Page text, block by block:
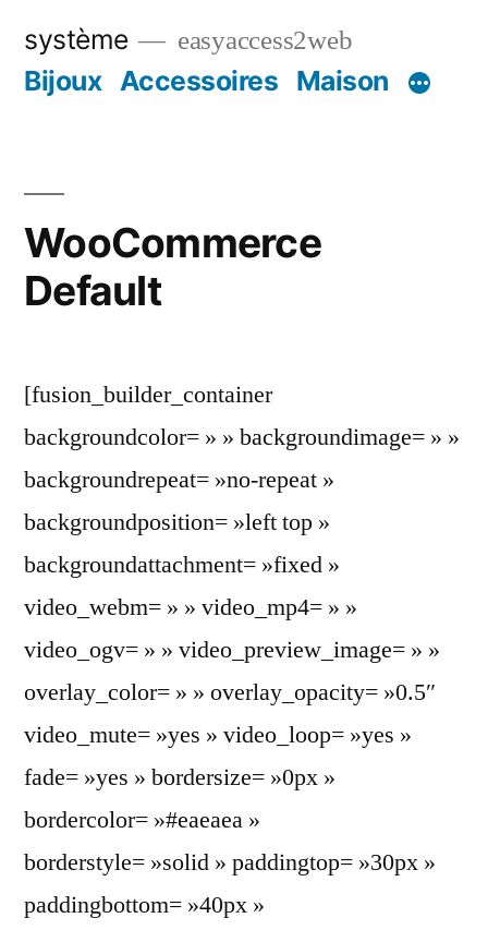
contenu
système easyaccess2web
Bijoux Accessoires Maison
WooCommerce
Default
[fusion_builder_container
backgroundcolor= » » backgroundimage= » »
backgroundrepeat= »no-repeat »
backgroundposition= »left top »
backgroundattachment= »fixed »
video_webm= » » video_mp4= » »
video_ogv= » » video_preview_image= » »
overlay_color= » » overlay_opacity= »0.5″
video_mute= »yes » video_loop= »yes »
fade= »yes » bordersize= »0px »
bordercolor= »#eaeaea »
borderstyle= »solid » paddingtop= »30px »
paddingbottom= »40px »